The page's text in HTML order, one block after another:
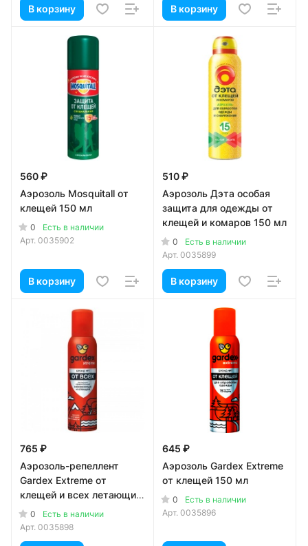
В корзину В корзину
560 ₽
Аэрозоль Mosquitall от
клещей 150 мл
0
Есть в наличии
Арт. 0035902
В корзину
510 ₽
Аэрозоль Дэта особая
защита для одежды от
клещей и комаров 150 мл
0
Есть в наличии
Арт. 0035899
В корзину
765 ₽
Аэрозоль-репеллент
Gardex Extreme от
клещей и всех летающих
кровососущих
насекомых 150 мл
0
Есть в наличии
Арт. 0035898
645 ₽
Аэрозоль Gardex Extreme
от клещей 150 мл
0
Есть в наличии
Арт. 0035896